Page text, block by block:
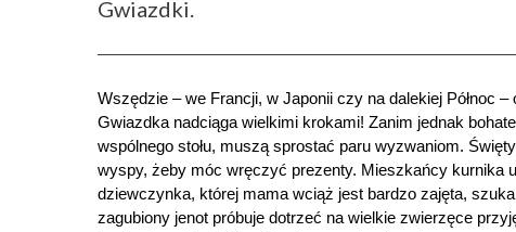
Gwiazdki.
Wszędzie – we Francji, w Japonii czy na dalekiej Północ –
Gwiazdka nadciąga wielkimi krokami! Zanim jednak
wspólnego stołu, muszą sprostać paru wyzwaniom.
wyspy, żeby móc wręczyć prezenty. Mieszkańcy kurnika
dziewczynka, której mama wciąż jest bardzo zajęta,
zagubiony jenot próbuje dotrzeć na wielkie zwierzęce